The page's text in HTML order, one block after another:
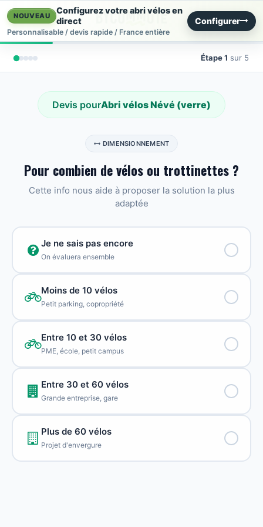
Se rendre au contenu
NOUVEAU
Configurez votre abri vélos en
direct
Personnalisable / devis rapide / France entière
Configurer
Étape 1 sur 5
Devis pourAbri vélos Névé (verre)
DIMENSIONNEMENT
Pour combien de vélos ou trottinettes ?
Cette info nous aide à proposer la solution la plus
adaptée
Je ne sais pas encore
On évaluera ensemble
Moins de 10 vélos
Petit parking, copropriété
Entre 10 et 30 vélos
PME, école, petit campus
Entre 30 et 60 vélos
Grande entreprise, gare
Plus de 60 vélos
Projet d'envergure